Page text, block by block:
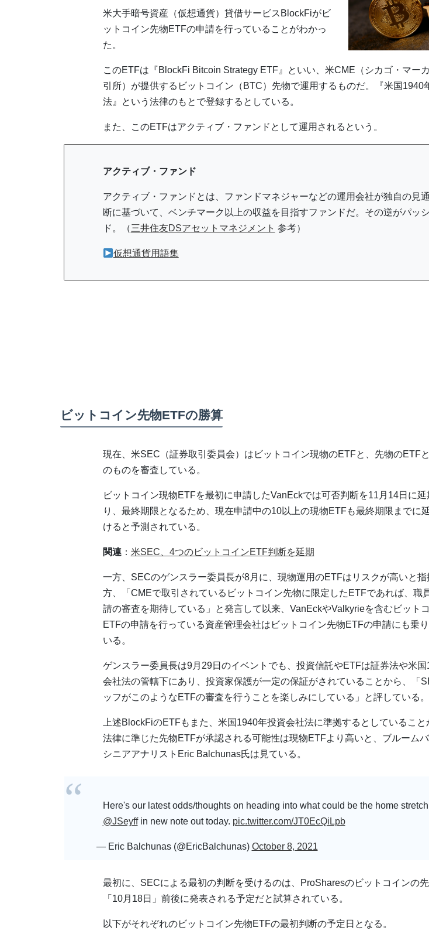
米大手暗号資産（仮想通貨）貸借サービスBlockFiがビ
ットコイン先物ETFの申請を行っていることがわかっ
た。
このETFは『BlockFi Bitcoin Strategy ETF』といい、米CME（シカゴ・マー
引所）が提供するビットコイン（BTC）先物で運用するものだ。『米国1940
法』という法律のもとで登録するとしている。
また、このETFはアクティブ・ファンドとして運用されるという。
アクティブ・ファンド
アクティブ・ファンドとは、ファンドマネジャーなどの運用会社が独自の見
断に基づいて、ベンチマーク以上の収益を目指すファンドだ。その逆がパッ
ド。（三井住友DSアセットマネジメント 参考）
仮想通貨用語集
ビットコイン先物ETFの勝算
現在、米SEC（証券取引委員会）はビットコイン現物のETFと、先物のETF
のものを審査している。
ビットコイン現物ETFを最初に申請したVanEckでは可否判断を11月14日に延
り、最終期限となるため、現在申請中の10以上の現物ETFも最終期限までに
けると予測されている。
関連： 米SEC、4つのビットコインETF判断を延期
一方、SECのゲンスラー委員長が8月に、現物運用のETFはリスクが高いと指
方、「CMEで取引されているビットコイン先物に限定したETFであれば、職
請の審査を期待している」と発言して以来、VanEckやValkyrieを含むビット
ETFの申請を行っている資産管理会社はビットコイン先物ETFの申請にも乗
いる。
ゲンスラー委員長は9月29日のイベントでも、投資信託やETFは証券法や米国
会社法の管轄下にあり、投資家保護が一定の保証がされていることから、「
ッフがこのようなETFの審査を行うことを楽しみにしている」と評している。
上述BlockFiのETFもまた、米国1940年投資会社法に準拠するとしていること
法律に準じた先物ETFが承認される可能性は現物ETFより高いと、ブルーム
シニアアナリストEric Balchunas氏は見ている。
Here's our latest odds/thoughts on heading into what could be the home
@JSeyffin new note out today. pic.twitter.com/JT0EcQiLpb
— Eric Balchunas (@EricBalchunas) October 8, 2021
最初に、SECによる最初の判断を受けるのは、ProSharesのビットコインの先
「10月18日」前後に発表される予定だと試算されている。
以下がそれぞれのビットコイン先物ETFの最初判断の予定日となる。